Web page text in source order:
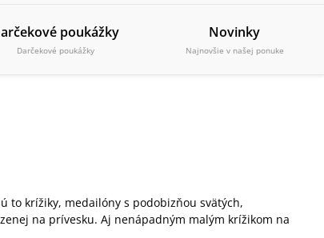
poukážky
Darčekové poukážky
Novinky
Najnovšie v našej ponuke
to krížiky, medailóny s podobizňou svätých,
na prívesku. Aj nenápadným malým krížikom na